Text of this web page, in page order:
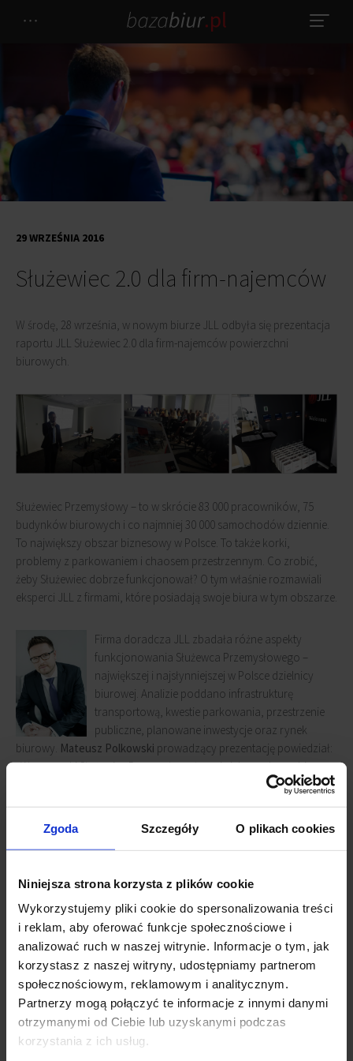
Zgoda Szczegóły O plikach cookies
Niniejsza strona korzysta z plików cookie
Wykorzystujemy pliki cookie do spersonalizowania treści
i reklam, aby oferować funkcje społecznościowe i
analizować ruch w naszej witrynie. Informacje o tym, jak
korzystasz z naszej witryny, udostępniamy partnerom
społecznościowym, reklamowym i analitycznym.
Partnerzy mogą połączyć te informacje z innymi danymi
otrzymanymi od Ciebie lub uzyskanymi podczas
korzystania z ich usług.
Służewiec 2.0 dla firm-najemców
29 WRZEŚNIA 2016
W środę, 28 września, w nowym biurze JLL odbyła się prezentacja
raportu JLL Służewiec 2.0 dla firm-najemców powierzchni
biurowych.
Służewiec Przemysłowy – to w skrócie 83 000 pracowników, 75
budynków biurowych i co najmniej 30 000 samochodów dziennie.
To największy obszar biznesowy w Polsce. To także korki,
problemy z parkowaniem i chaosem przestrzennym. Co zrobić,
żeby Służewiec dobrze funkcjonował? O tym właśnie rozmawiali
eksperci JLL z firmami, które posiadają swoje biura w tym obszarze.
Firma doradcza JLL zbadała różne aspekty
funkcjonowania Służewca Przemysłowego –
największej i najsłynniejszej w Polsce dzielnicy
biurowej. Analizie poddano infrastrukturę
transportową, kwestie parkowania, przestrzenie
publiczne, planowane inwestycje oraz rynek
biurowy. Mateusz Polkowski prowadzący prezentację powiedział:
„Warszawski Służewiec Przemysłowy to największy obszar biurowy
w Polsce. W ponad 75 nowoczesnych budynkach biurowych o
zlokalizowanych na 325 hektarach w okolicach ulic Wołoskiej,
Konstruktorskiej, Domaniewskiej, Marynarskiej i Cybernetyki,
zaproponować rozwiązania, które poprawiłyby jego
funkcjonowanie, a w rezultacie jakość życia mieszkańców i
pracowników”.
Jednym z największych błędów na Służewcu był
brak planu zabudowy na początku rozwoju tego
obszaru. Znaczna część biurowców powstała na
podstawie decyzji o warunkach zabudowy, a nie
w efekcie spójnej koncepcji urbanistycznej. Brak
ten spowodował kolejne trudności. „Podczas